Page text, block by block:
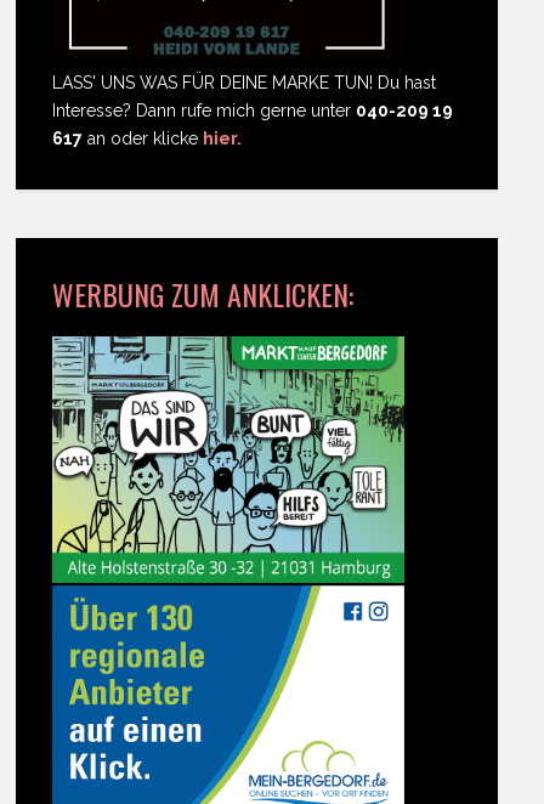
LASS' UNS WAS FÜR DEINE MARKE TUN! Du hast
Interesse? Dann rufe mich gerne unter 040-209 19
617 an oder klicke hier.
WERBUNG ZUM ANKLICKEN: